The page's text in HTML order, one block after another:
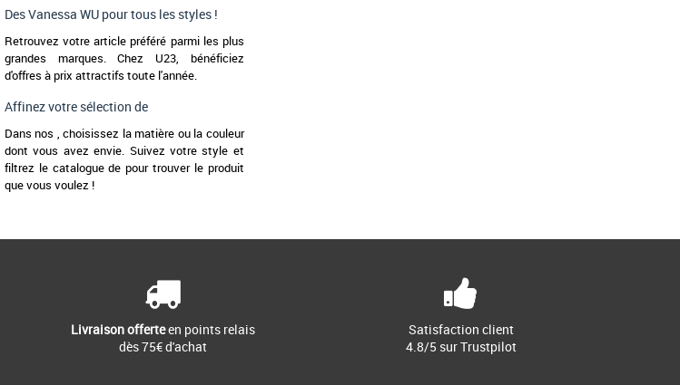
Des Vanessa WU pour tous les styles !
Retrouvez votre article préféré parmi les plus
grandes marques. Chez U23, bénéficiez
d'offres à prix attractifs toute l'année.
Affinez votre sélection de
Dans nos , choisissez la matière ou la couleur
dont vous avez envie. Suivez votre style et
filtrez le catalogue de pour trouver le produit
que vous voulez !
Livraison offerteen points relais
dès 75€ d'achat
Satisfaction client
4.8/5 sur Trustpilot